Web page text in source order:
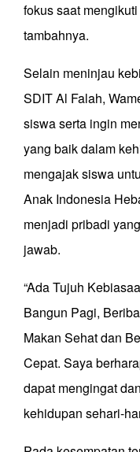
fokus saat
tambahnya.
Selain meninjau
SDIT Al Falah,
siswa serta ingin
yang baik dalam
mengajak siswa
Anak Indonesia
menjadi pribadi
jawab.
“Ada Tujuh
Bangun Pagi,
Makan Sehat dan
Cepat. Saya
dapat mengingat
kehidupan sehari-